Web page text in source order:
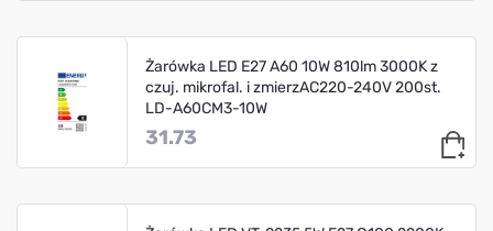
Żarówka LED E27 A60 10W 810lm 3000K z
czuj. mikrofal. i zmierzAC220-240V 200st.
LD-A60CM3-10W
31.73